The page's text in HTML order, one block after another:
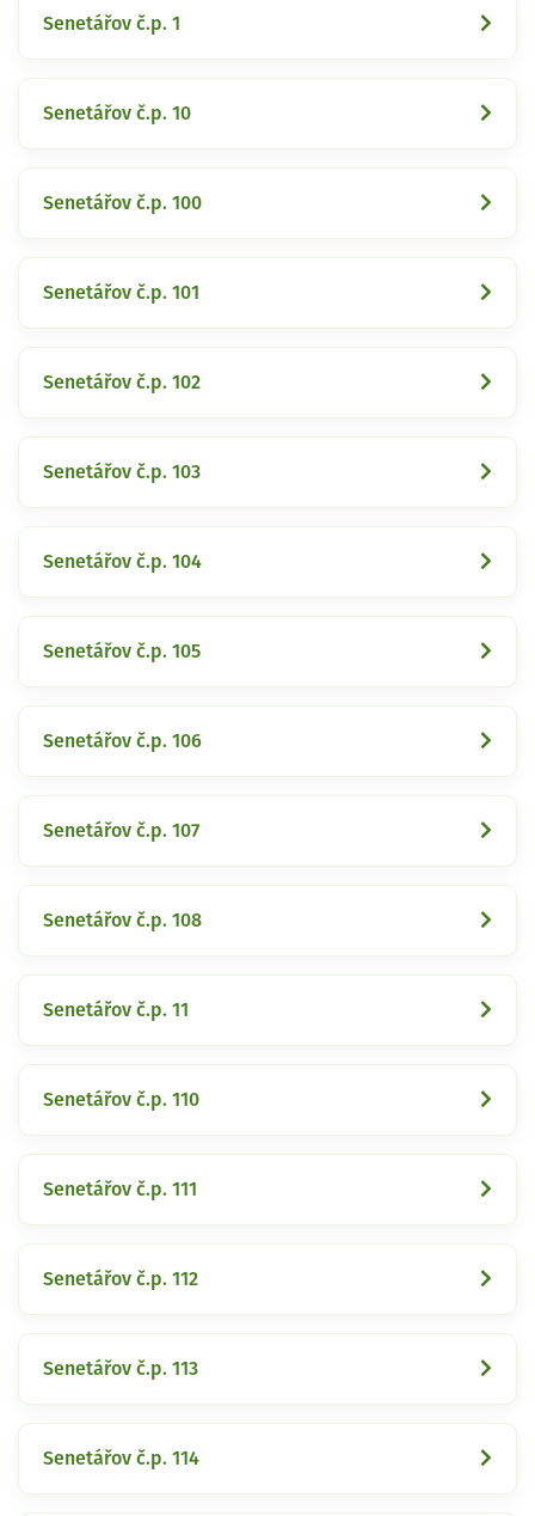
Senetářov č.p. 1
Senetářov č.p. 10
Senetářov č.p. 100
Senetářov č.p. 101
Senetářov č.p. 102
Senetářov č.p. 103
Senetářov č.p. 104
Senetářov č.p. 105
Senetářov č.p. 106
Senetářov č.p. 107
Senetářov č.p. 108
Senetářov č.p. 11
Senetářov č.p. 110
Senetářov č.p. 111
Senetářov č.p. 112
Senetářov č.p. 113
Senetářov č.p. 114